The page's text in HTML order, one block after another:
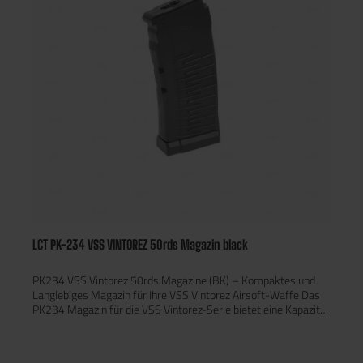
LCT PK-234 VSS VINTOREZ 50rds Magazin black
PK234 VSS Vintorez 50rds Magazine (BK) – Kompaktes und
Langlebiges Magazin für Ihre VSS Vintorez Airsoft-Waffe Das
PK234 Magazin für die VSS Vintorez-Serie bietet eine Kapazität